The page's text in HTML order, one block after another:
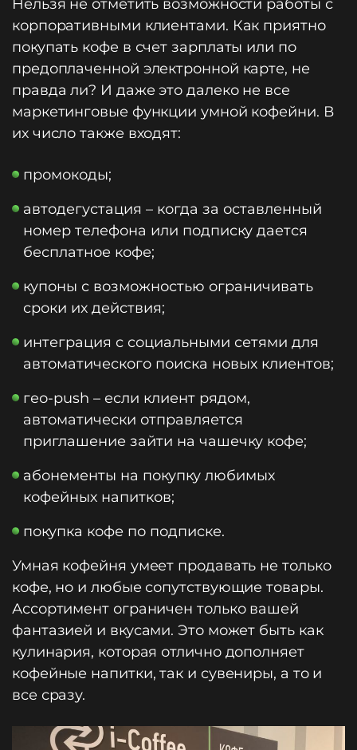
Нельзя не отметить возможности работы с
корпоративными клиентами. Как приятно
покупать кофе в счет зарплаты или по
предоплаченной электронной карте, не
правда ли? И даже это далеко не все
маркетинговые функции умной кофейни. В
их число также входят:
промокоды;
автодегустация – когда за оставленный
номер телефона или подписку дается
бесплатное кофе;
купоны с возможностью ограничивать
сроки их действия;
интеграция с социальными сетями для
автоматического поиска новых клиентов;
гео-push – если клиент рядом,
автоматически отправляется
приглашение зайти на чашечку кофе;
абонементы на покупку любимых
кофейных напитков;
покупка кофе по подписке.
Умная кофейня умеет продавать не только
кофе, но и любые сопутствующие товары.
Ассортимент ограничен только вашей
фантазией и вкусами. Это может быть как
кулинария, которая отлично дополняет
кофейные напитки, так и сувениры, а то и
все сразу.